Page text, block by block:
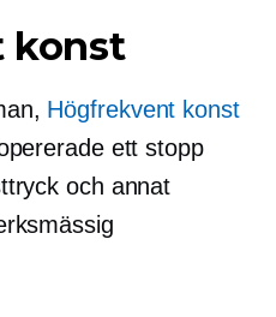
konst
Högfrekvent konst
ett stopp
och annat